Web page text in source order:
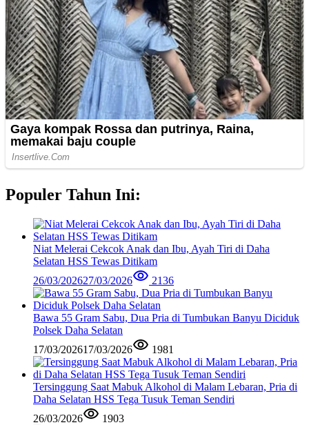
Populer Tahun Ini:
Niat Melerai Cekcok Anak dan Ibu, Ayah Tiri di Daha
Selatan HSS Tewas Ditikam
26/03/202627/03/2026 2136
Bawa 55 Gram Sabu, Dua Pria di Tumbukan Banyu Diciduk
Polsek Daha Selatan
17/03/202617/03/2026 1981
Tersinggung Saat Mabuk Alkohol di Malam Lebaran, Pria di
Daha Selatan HSS Tega Tusuk Teman Sendiri
26/03/2026
1903